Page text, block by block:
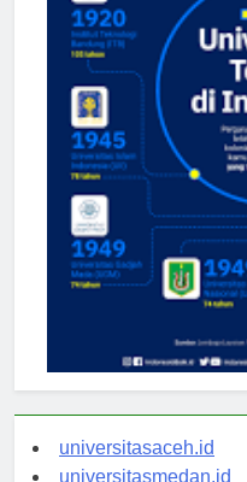
universitasaceh.id